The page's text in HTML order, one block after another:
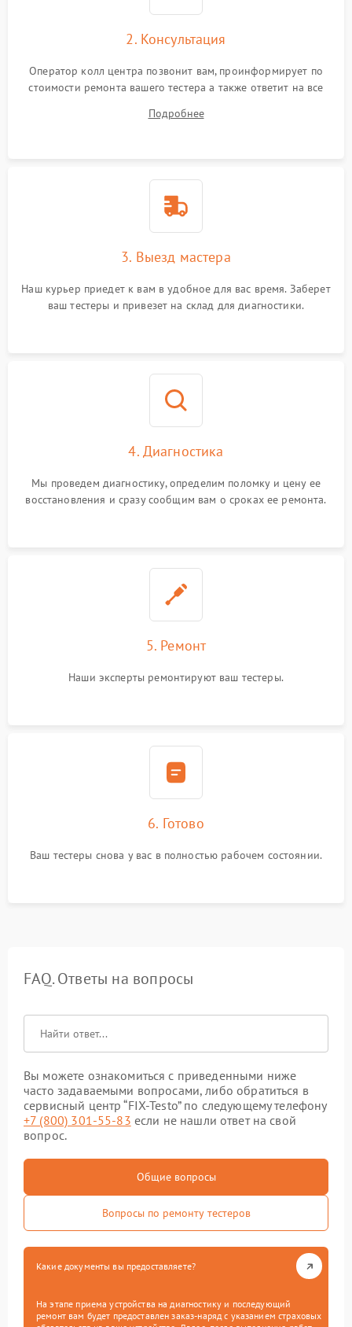
2. Консультация
Оператор колл центра позвонит вам, проинформирует по
стоимости ремонта вашего тестера а также ответит на все
Подробнее
3. Выезд мастера
Наш курьер приедет к вам в удобное для вас время. Заберет
ваш тестеры и привезет на склад для диагностики.
4. Диагностика
Мы проведем диагностику, определим поломку и цену ее
восстановления и сразу сообщим вам о сроках ее ремонта.
5. Ремонт
Наши эксперты ремонтируют ваш тестеры.
6. Готово
Ваш тестеры снова у вас в полностью рабочем состоянии.
FAQ. Ответы на вопросы
Вы можете ознакомиться с приведенными ниже
часто задаваемыми вопросами, либо обратиться в
сервисный центр “FIX-Testo” по следующему телефону
+7 (800) 301-55-83 если не нашли ответ на свой
вопрос.
Общие вопросы
Вопросы по ремонту тестеров
Какие документы вы предоставляете?
На этапе приема устройства на диагностику и последующий
ремонт вам будет предоставлен заказ-наряд с указанием страховых